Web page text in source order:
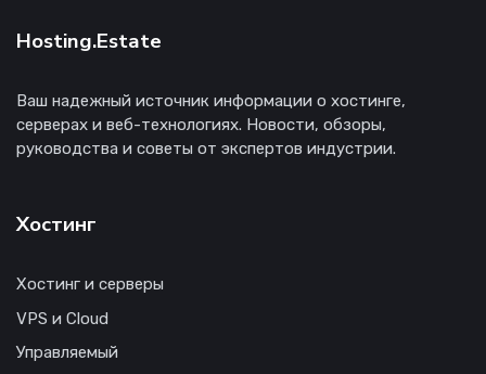
Hosting.Estate
Ваш надежный источник информации о хостинге,
серверах и веб-технологиях. Новости, обзоры,
руководства и советы от экспертов индустрии.
Хостинг
Хостинг и серверы
VPS и Cloud
Управляемый